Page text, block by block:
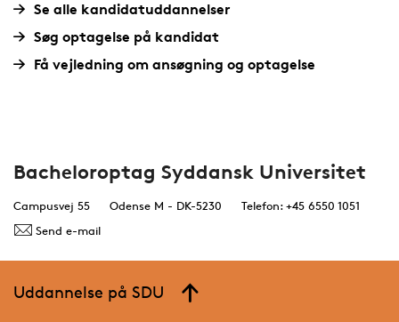
Se alle kandidatuddannelser
Søg optagelse på kandidat
Få vejledning om ansøgning og optagelse
Bacheloroptag Syddansk Universitet
Campusvej 55 Odense M - DK-5230
Telefon: +45 6550 1051
Send e-mail
Uddannelse på SDU